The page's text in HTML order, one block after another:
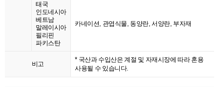
태국
인도네시아
베트남
말레이시아
필리핀
파키스탄
카네이션, 관엽식물, 동양란, 서양란, 부자재
비고
* 국산과 수입산은 계절 및 자재시장에 따라 혼용
사용될 수 있습니다.